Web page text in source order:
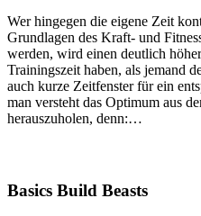
Wer hingegen die eigene Zeit
Grundlagen des Kraft- und
werden, wird einen deutlich
Trainingszeit haben, als jemand
auch kurze Zeitfenster für ein
man versteht das Optimum aus
herauszuholen, denn:…
Basics Build Beasts